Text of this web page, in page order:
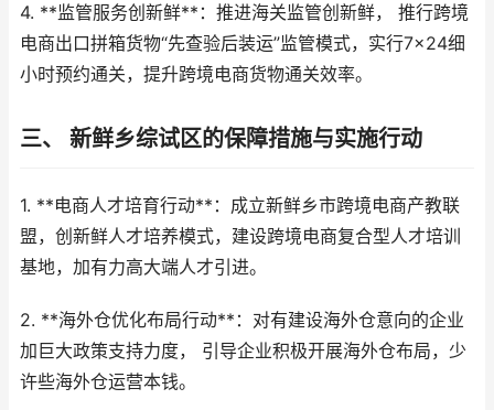
4. **监管服务创新鲜**：推进海关监管创新鲜， 推行跨境
电商出口拼箱货物“先查验后装运”监管模式，实行7×24细
小时预约通关，提升跨境电商货物通关效率。
三、 新鲜乡综试区的保障措施与实施行动
1. **电商人才培育行动**：成立新鲜乡市跨境电商产教联
盟，创新鲜人才培养模式，建设跨境电商复合型人才培训
基地，加有力高大端人才引进。
2. **海外仓优化布局行动**：对有建设海外仓意向的企业
加巨大政策支持力度， 引导企业积极开展海外仓布局，少
许些海外仓运营本钱。